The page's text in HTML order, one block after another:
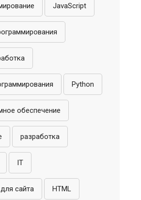
JavaScript
Python
обеспечение
разработка
IT
сайта HTML